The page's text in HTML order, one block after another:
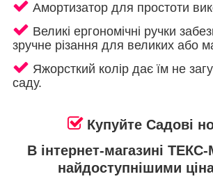
Амортизатор для простоти
Великі ергономічні ручки
зручне різання для великих або
Яжорсткий колір дає їм не
саду.
Купуйте Садові
В інтернет-магазині
найдоступнішими